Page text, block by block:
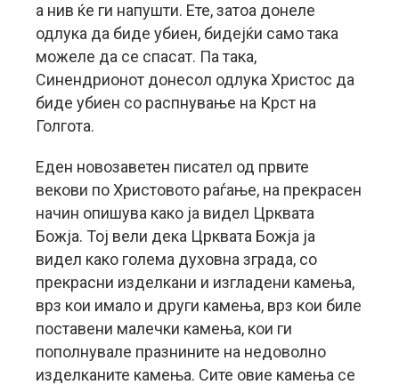
а нив ќе ги напушти. Ете, затоа донеле
одлука да биде убиен, бидејќи само така
можеле да се спасат. Па така,
Синендрионот донесол одлука Христос да
биде убиен со распнување на Крст на
Голгота.
Еден новозаветен писател од првите
векови по Христовото раѓање, на прекрасен
начин опишува како ја видел Црквата
Божја. Тој вели дека Црквата Божја ја
видел како голема духовна зграда, со
прекрасни изделкани и изгладени камења,
врз кои имало и други камења, врз кои биле
поставени малечки камења, кои ги
пополнувале празнините на недоволно
изделканите камења. Сите овие камења се